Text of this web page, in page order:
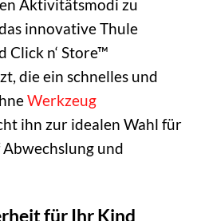
Aktivitätsmodi zu
innovative Thule
Click n‘ Store™
die ein schnelles und
Werkzeug
ihn zur idealen Wahl für
und
für Ihr Kind